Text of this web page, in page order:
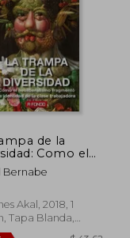
de la
Como el
la
Bernabe
Akal, 2018, 1
Tapa Blanda,